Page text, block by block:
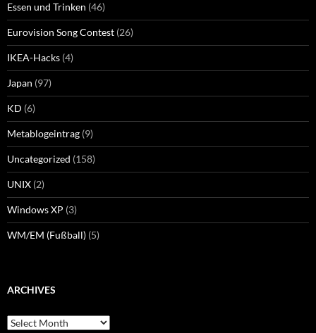
Essen und Trinken (46)
Eurovision Song Contest (26)
IKEA-Hacks (4)
Japan (97)
KD (6)
Metablogeintrag (9)
Uncategorized (158)
UNIX (2)
Windows XP (3)
WM/EM (Fußball) (5)
ARCHIVES
Archives